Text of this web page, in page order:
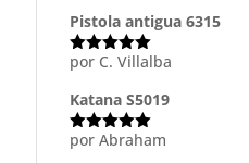
Pistola antigua 6315
Valorado
por C. Villalba
Katana S5019
Valorado
por Abraham